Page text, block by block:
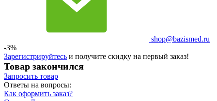
shop@bazismed.ru
-3%
Зарегистрируйтесь и получите скидку на первый заказ!
Товар закончился
Запросить товар
Ответы на вопросы:
Как оформить заказ?